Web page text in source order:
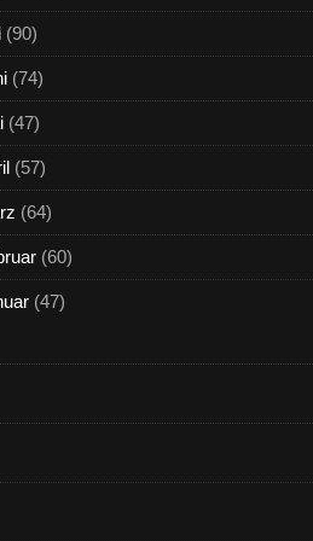
(90)
(74)
(47)
(57)
(64)
(60)
(47)